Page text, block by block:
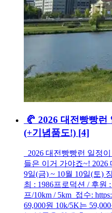
🥐 2026 대전빵빵런
(+기념품도!) [4]
2026 대전빵빵런 일정
들은 이거 가야죠~! 2026
9일(금) ~ 10월 10일(토)
최 : 1986프로덕션 / 후원
프/10km / 5km 접수:
69,000원 10k/5K는